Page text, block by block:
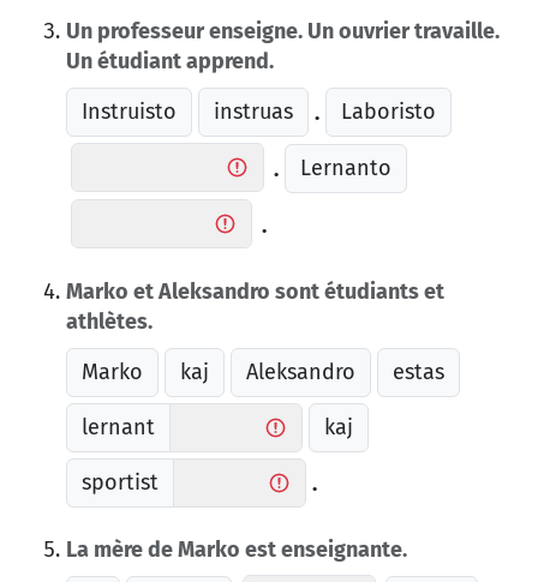
Un professeur enseigne. Un ouvrier travaille.
Un étudiant apprend.
Instruisto
instruas . Laboristo
. Lernanto
.
Marko et Aleksandro sont étudiants et
athlètes.
Marko
kaj Aleksandro estas
lernant kaj
sportist .
La mère de Marko est enseignante.